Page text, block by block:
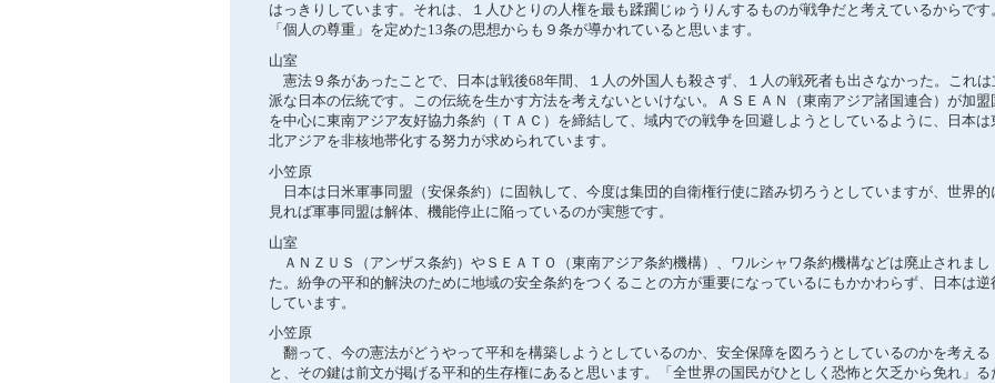
はっきりしています。それは、１人ひとりの人権を最も蹂躙じゅうりんするものが戦争だと考えているからです
「個人の尊重」を定めた13条の思想からも９条が導かれていると思います。
山室
憲法９条があったことで、日本は戦後68年間、１人の外国人も殺さず、１人の戦死者も出さなかった。これは
派な日本の伝統です。この伝統を生かす方法を考えないといけない。ＡＳＥＡＮ（東南アジア諸国連合）が加盟
を中心に東南アジア友好協力条約（ＴＡＣ）を締結して、域内での戦争を回避しようとしているように、日本は
北アジアを非核地帯化する努力が求められています。
小笠原
日本は日米軍事同盟（安保条約）に固執して、今度は集団的自衛権行使に踏み切ろうとしていますが、世界的
見れば軍事同盟は解体、機能停止に陥っているのが実態です。
山室
ＡＮＺＵＳ（アンザス条約）やＳＥＡＴＯ（東南アジア条約機構）、ワルシャワ条約機構などは廃止されまし
た。紛争の平和的解決のために地域の安全条約をつくることの方が重要になっているにもかかわらず、日本は逆
しています。
小笠原
翻って、今の憲法がどうやって平和を構築しようとしているのか、安全保障を図ろうとしているのかを考える
と、その鍵は前文が掲げる平和的生存権にあると思います。「全世界の国民がひとしく恐怖と欠乏から免れ」る